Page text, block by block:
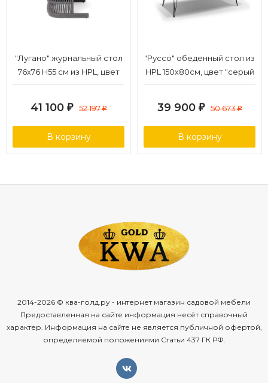
"Лугано" журнальный стол
76х76 H55 см из HPL, цвет
41 100 ₽ 52 197₽
В корзину
"Руссо" обеденный стол из
HPL 150х80см, цвет "серый
39 900 ₽ 50 673₽
В корзину
2014-2026 © ква-голд.ру - интернет магазин садовой мебели
Предоставленная на сайте информация несёт справочный
характер. Информация на сайте не является публичной офертой,
определяемой положениями Статьи 437 ГК РФ.